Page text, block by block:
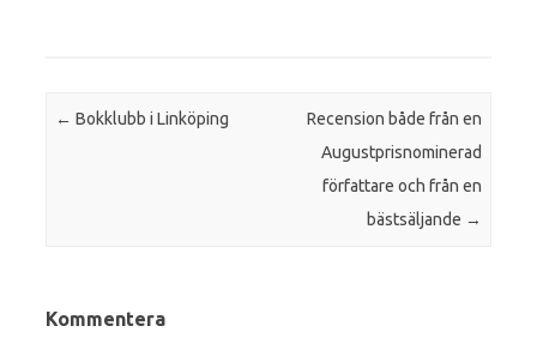
Post navigation
← Bokklubb i Linköping
Recension både från en
Augustprisnominerad
författare och från en
bästsäljande →
Kommentera